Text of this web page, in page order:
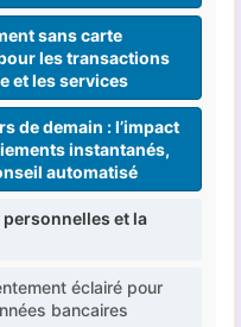
sans carte
les transactions
et les services
de demain : l’impact
instantanés,
automatisé
et la
éclairé pour
bancaires